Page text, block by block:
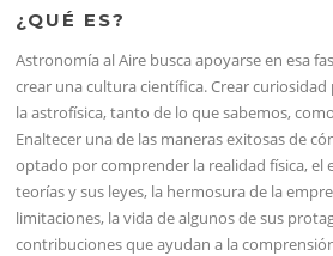
¿QUÉ ES?
Astronomía al Aire busca apoyarse en esa
crear una cultura científica. Crear
la astrofísica, tanto de lo que sabemos,
Enaltecer una de las maneras exitosas de
optado por comprender la realidad física, el
teorías y sus leyes, la hermosura de la
limitaciones, la vida de algunos de sus
contribuciones que ayudan a la